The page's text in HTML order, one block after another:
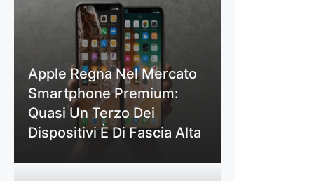
Apple Regna Nel Mercato
Smartphone Premium:
Quasi Un Terzo Dei
Dispositivi È Di Fascia Alta